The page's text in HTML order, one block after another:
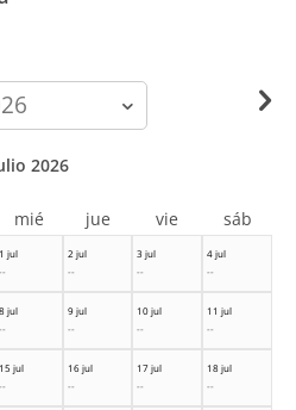
1 jul
--
2 jul
--
3 jul
--
4 jul
--
8 jul
--
9 jul
--
10 jul
--
11 jul
--
15 jul
--
16 jul
--
17 jul
--
18 jul
--
2026
mié jue vie sáb